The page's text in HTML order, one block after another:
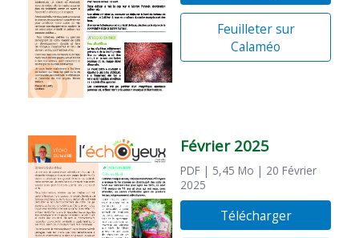
Feuilleter sur
Calaméo
Février 2025
PDF | 5,45 Mo | 20 Février
2025
Télécharger